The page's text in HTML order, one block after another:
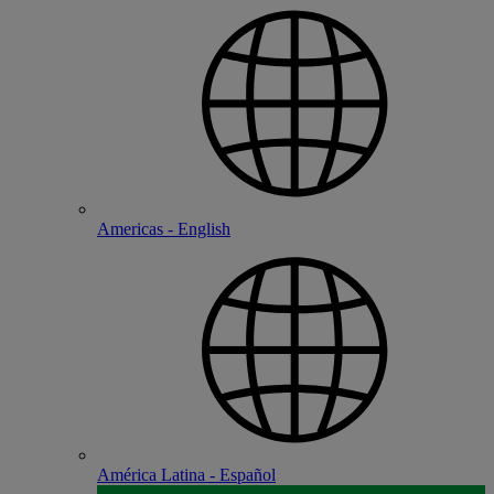
Americas - English
América Latina - Español